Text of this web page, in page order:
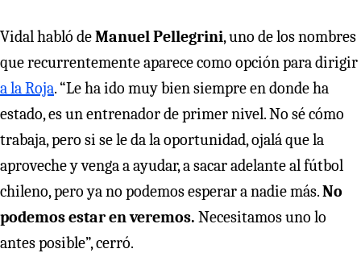
Vidal habló deManuel Pellegrini, uno de los nombres
que recurrentemente aparece como opción para dirigir
a la Roja. “Le ha ido muy bien siempre en donde ha
estado, es un entrenador de primer nivel. No sé cómo
trabaja, pero si se le da la oportunidad, ojalá que la
aproveche y venga a ayudar, a sacar adelante al fútbol
chileno, pero ya no podemos esperar a nadie más.No
podemos estar en veremos. Necesitamos uno lo
antes posible”, cerró.